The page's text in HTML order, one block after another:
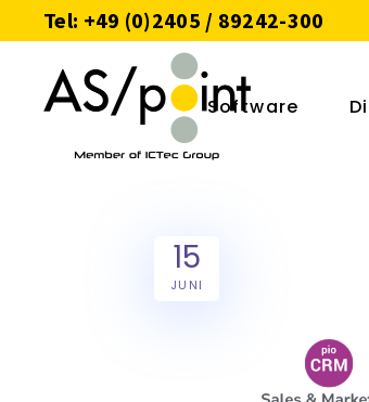
Tel: +49 (0)2405 / 89242-300
Software
15
JUNI